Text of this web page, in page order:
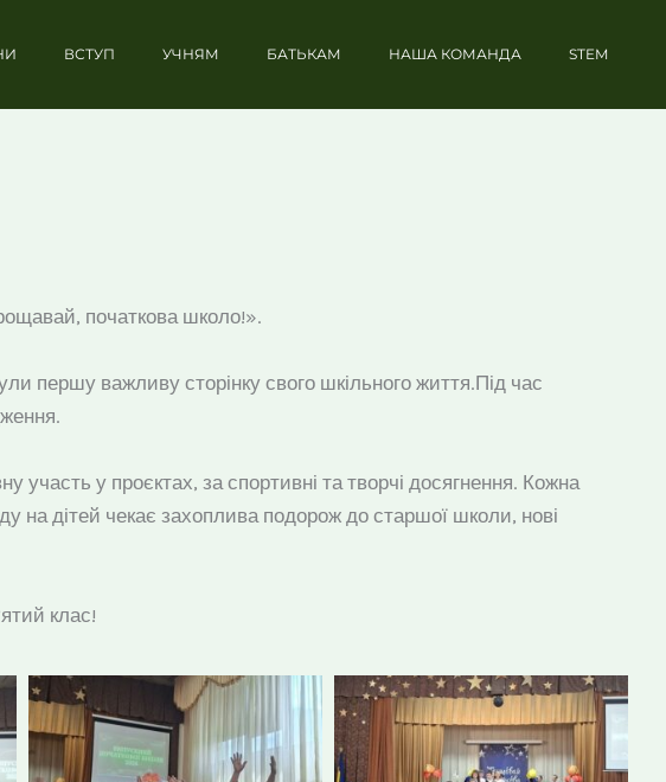
ВСТУП УЧНЯМ БАТЬКАМ НАША КОМАНДА STEM
початкова школо!».
першу важливу сторінку свого шкільного життя.Під час
участь у проєктах, за спортивні та творчі досягнення. Кожна
на дітей чекає захоплива подорож до старшої школи, нові
клас!